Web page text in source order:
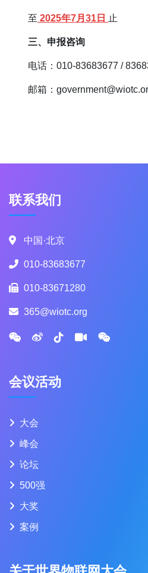
至 2025年7月31日 止
三、申报咨询
电话：010-83683677 /
邮箱：
联系我们
中国·北京
010-83683677
010-83671280
365@wiotc.org
会议活动
大会
峰会
论坛
500强
大奖
案例